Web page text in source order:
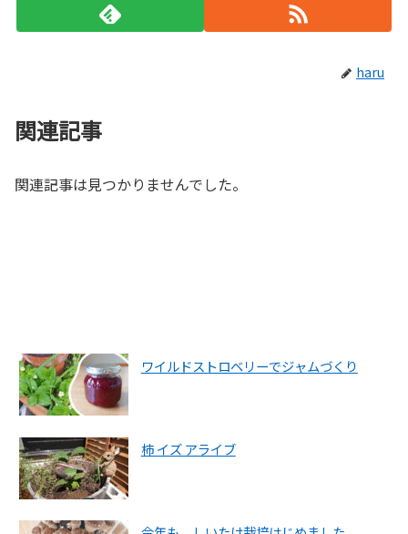
haru
関連記事
関連記事は見つかりませんでした。
ワイルドストロベリーでジャムづくり
柿 イズ アライブ